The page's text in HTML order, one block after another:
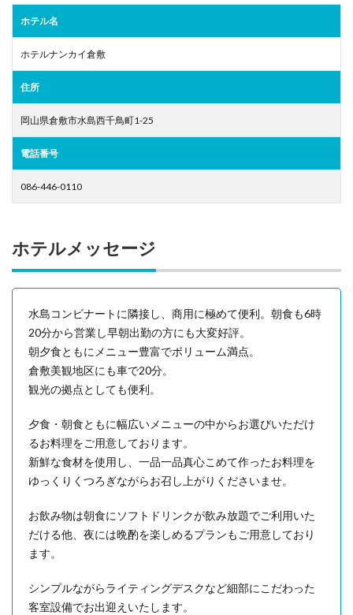
ホテル名
ホテルナンカイ倉敷
住所
岡山県倉敷市水島西千鳥町1-25
電話番号
086-446-0110
ホテルメッセージ
水島コンビナートに隣接し、商用に極めて便利。朝食も6時
20分から営業し早朝出勤の方にも大変好評。
朝夕食ともにメニュー豊富でボリューム満点。
倉敷美観地区にも車で20分。
観光の拠点としても便利。
夕食・朝食ともに幅広いメニューの中からお選びいただけ
るお料理をご用意しております。
新鮮な食材を使用し、一品一品真心こめて作ったお料理を
ゆっくりくつろぎながらお召し上がりくださいませ。
お飲み物は朝食にソフトドリンクが飲み放題でご利用いた
だける他、夜には晩酌を楽しめるプランもご用意しており
ます。
シンプルながらライティングデスクなど細部にこだわった
客室設備でお出迎えいたします。